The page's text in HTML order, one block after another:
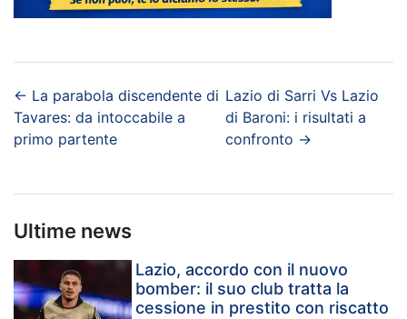
← La parabola discendente di
Tavares: da intoccabile a
primo partente
Lazio di Sarri Vs Lazio
di Baroni: i risultati a
confronto →
Ultime news
Lazio, accordo con il nuovo
bomber: il suo club tratta la
cessione in prestito con riscatto